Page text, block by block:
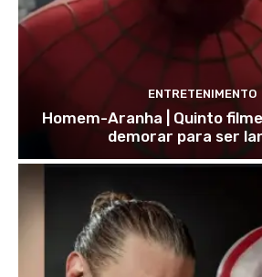
ENTRETENIMENTO
Homem-Aranha | Quinto
demorar para ser